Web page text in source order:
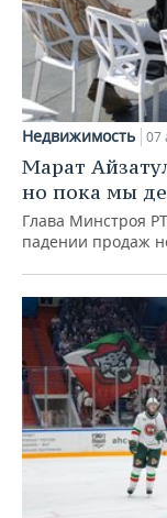
Недвижимость 07
Марат
но пока мы
Глава Минстроя
падении продаж